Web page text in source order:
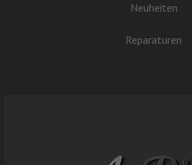
Neuheiten
Reparaturen